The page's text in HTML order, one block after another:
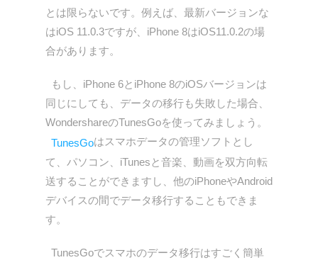
とは限らないです。例えば、最新バージョンな
はiOS 11.0.3ですが、iPhone 8はiOS11.0.2の場
合があります。
もし、iPhone 6とiPhone 8のiOSバージョンは
同じにしても、データの移行も失敗した場合、
WondershareのTunesGoを使ってみましょう。
TunesGoはスマホデータの管理ソフトとし
て、パソコン、iTunesと音楽、動画を双方向転
送することができますし、他のiPhoneやAndroid
デバイスの間でデータ移行することもできま
す。
TunesGoでスマホのデータ移行はすごく簡単